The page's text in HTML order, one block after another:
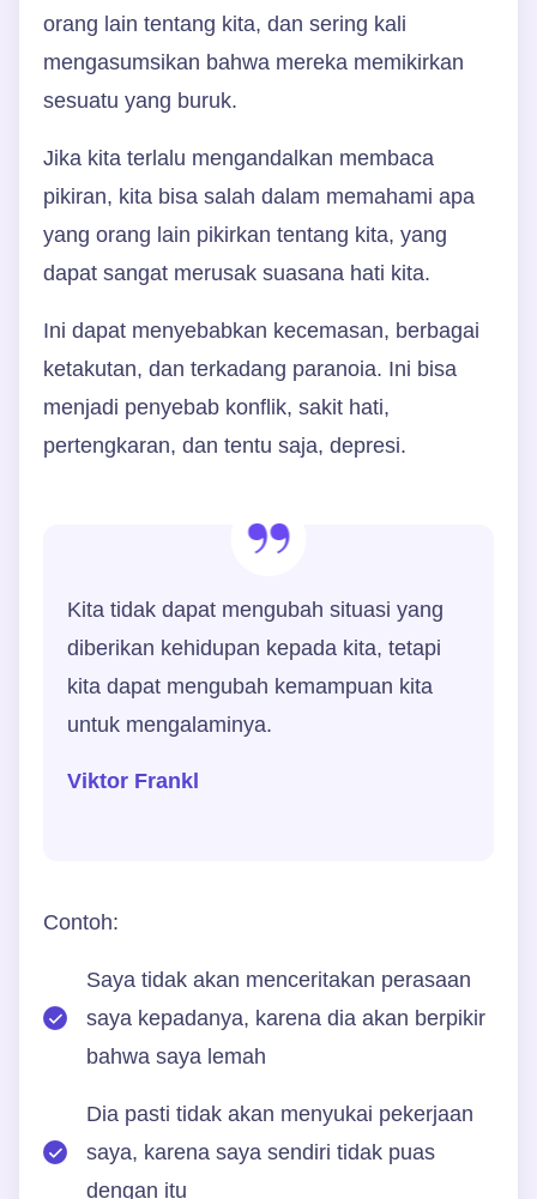
orang lain tentang kita, dan sering kali
mengasumsikan bahwa mereka memikirkan
sesuatu yang buruk.
Jika kita terlalu mengandalkan membaca
pikiran, kita bisa salah dalam memahami apa
yang orang lain pikirkan tentang kita, yang
dapat sangat merusak suasana hati kita.
Ini dapat menyebabkan kecemasan, berbagai
ketakutan, dan terkadang paranoia. Ini bisa
menjadi penyebab konflik, sakit hati,
pertengkaran, dan tentu saja, depresi.
Kita tidak dapat mengubah situasi yang
diberikan kehidupan kepada kita, tetapi
kita dapat mengubah kemampuan kita
untuk mengalaminya.
Viktor Frankl
Contoh:
Saya tidak akan menceritakan perasaan
saya kepadanya, karena dia akan berpikir
bahwa saya lemah
Dia pasti tidak akan menyukai pekerjaan
saya, karena saya sendiri tidak puas
dengan itu